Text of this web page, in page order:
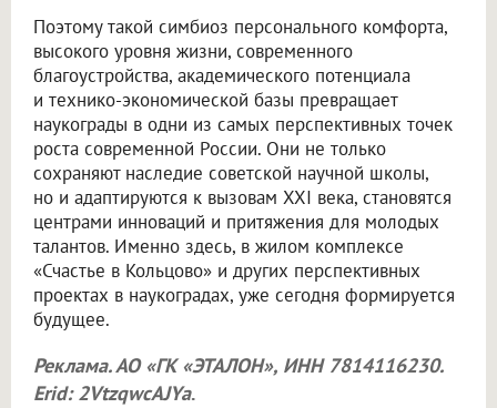
Поэтому такой симбиоз персонального комфорта,
высокого уровня жизни, современного
благоустройства, академического потенциала
и технико-экономической базы превращает
наукограды в одни из самых перспективных точек
роста современной России. Они не только
сохраняют наследие советской научной школы,
но и адаптируются к вызовам XXI века, становятся
центрами инноваций и притяжения для молодых
талантов. Именно здесь, в жилом комплексе
«Счастье в Кольцово» и других перспективных
проектах в наукоградах, уже сегодня формируется
будущее.
Реклама. АО «ГК «ЭТАЛОН», ИНН 7814116230.
Erid: 2VtzqwcAJYa.